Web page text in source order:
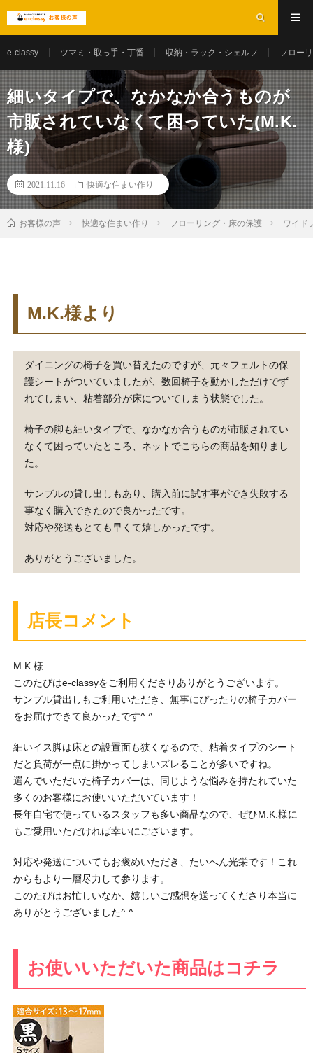
e-classy ツマミ・取っ手・丁番 収納・ラック・シェルフ フロー
細いタイプで、なかなか合うものが
市販されていなくて困っていた(M.K.
様)
2021.11.16 快適な住まい作り
お客様の声 快適な住まい作り フローリング・床の保護 ワイド
M.K.様より
ダイニングの椅子を買い替えたのですが、元々フェルトの保
護シートがついていましたが、数回椅子を動かしただけでず
れてしまい、粘着部分が床についてしまう状態でした。
椅子の脚も細いタイプで、なかなか合うものが市販されてい
なくて困っていたところ、ネットでこちらの商品を知りまし
た。
サンプルの貸し出しもあり、購入前に試す事ができ失敗する
事なく購入できたので良かったです。
対応や発送もとても早くて嬉しかったです。
ありがとうございました。
店長コメント
M.K.様
このたびはe-classyをご利用くださりありがとうございます。
サンプル貸出しもご利用いただき、無事にぴったりの椅子カバー
をお届けできて良かったです^ ^
細いイス脚は床との設置面も狭くなるので、粘着タイプのシート
だと負荷が一点に掛かってしまいズレることが多いですね。
選んでいただいた椅子カバーは、同じような悩みを持たれていた
多くのお客様にお使いいただいています！
長年自宅で使っているスタッフも多い商品なので、ぜひM.K.様に
もご愛用いただければ幸いにございます。
対応や発送についてもお褒めいただき、たいへん光栄です！これ
からもより一層尽力して参ります。
このたびはお忙しいなか、嬉しいご感想を送ってくださり本当に
ありがとうございました^ ^
お使いいただいた商品はコチラ